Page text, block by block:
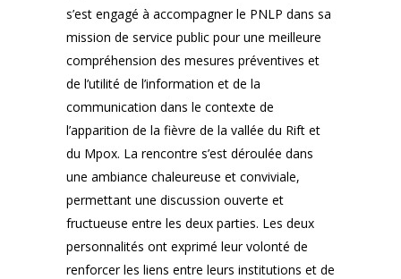
s’est engagé à accompagner le PNLP dans sa
mission de service public pour une meilleure
compréhension des mesures préventives et
de l’utilité de l’information et de la
communication dans le contexte de
l’apparition de la fièvre de la vallée du Rift et
du Mpox. La rencontre s’est déroulée dans
une ambiance chaleureuse et conviviale,
permettant une discussion ouverte et
fructueuse entre les deux parties. Les deux
personnalités ont exprimé leur volonté de
renforcer les liens entre leurs institutions et de